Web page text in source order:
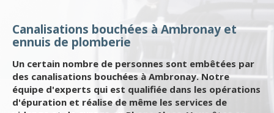
Canalisations bouchées à Ambronay et
ennuis de plomberie
Un certain nombre de personnes sont embêtées par
des canalisations bouchées à Ambronay. Notre
équipe d'experts qui est qualifiée dans les opérations
d'épuration et réalise de même les services de